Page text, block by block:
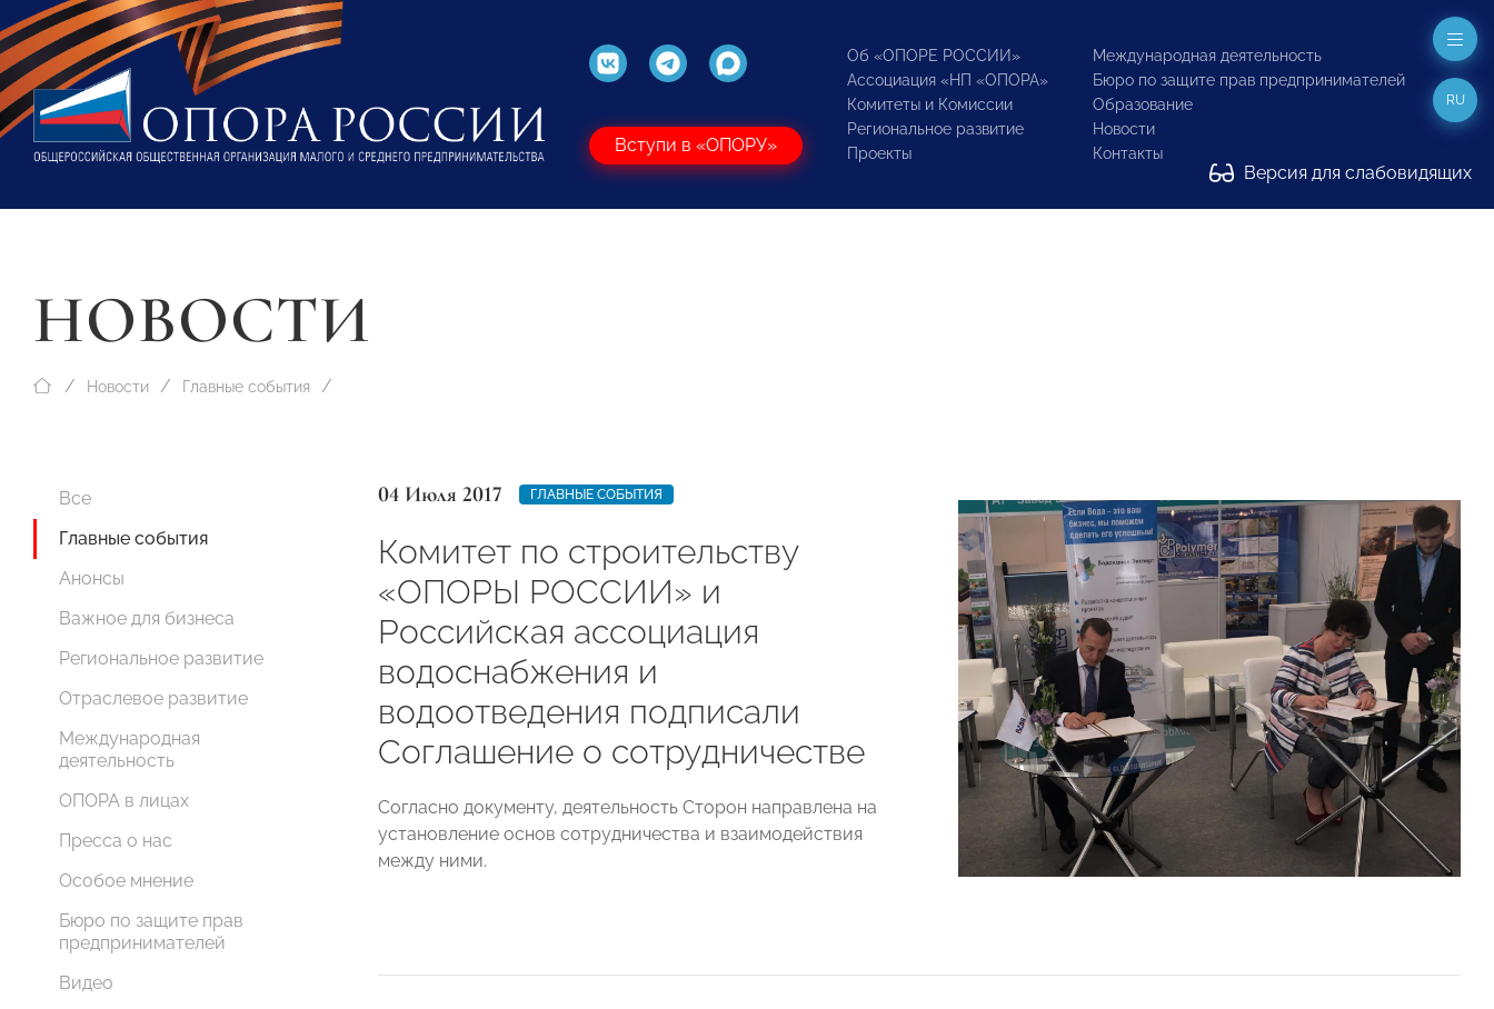
Вступи в «ОПОРУ»
Об «ОПОРЕ РОССИИ»
Ассоциация «НП «ОПОРА»
Комитеты и Комиссии
Региональное развитие
Проекты
Международная деятельность
Бюро по защите прав предпринимателей
Образование
Новости
Контакты
Версия для слабовидящих
RU
НОВОСТИ
Новости Главные события
Все
Главные события
Анонсы
Важное для бизнеса
Региональное развитие
Отраслевое развитие
Международная
деятельность
ОПОРА в лицах
Пресса о нас
Особое мнение
Бюро по защите прав
предпринимателей
Видео
04 Июля 2017 ГЛАВНЫЕ СОБЫТИЯ
Комитет по строительству
«ОПОРЫ РОССИИ» и
Российская ассоциация
водоснабжения и
водоотведения подписали
Соглашение о сотрудничестве
Согласно документу, деятельность Сторон направлена на
установление основ сотрудничества и взаимодействия
между ними.